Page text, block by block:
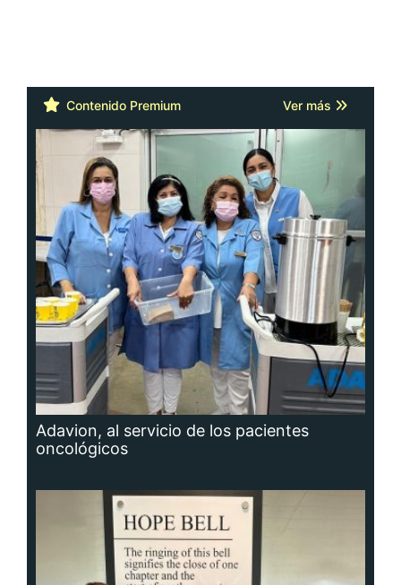
Contenido Premium Ver más
Adavion, al servicio de los pacientes
oncológicos